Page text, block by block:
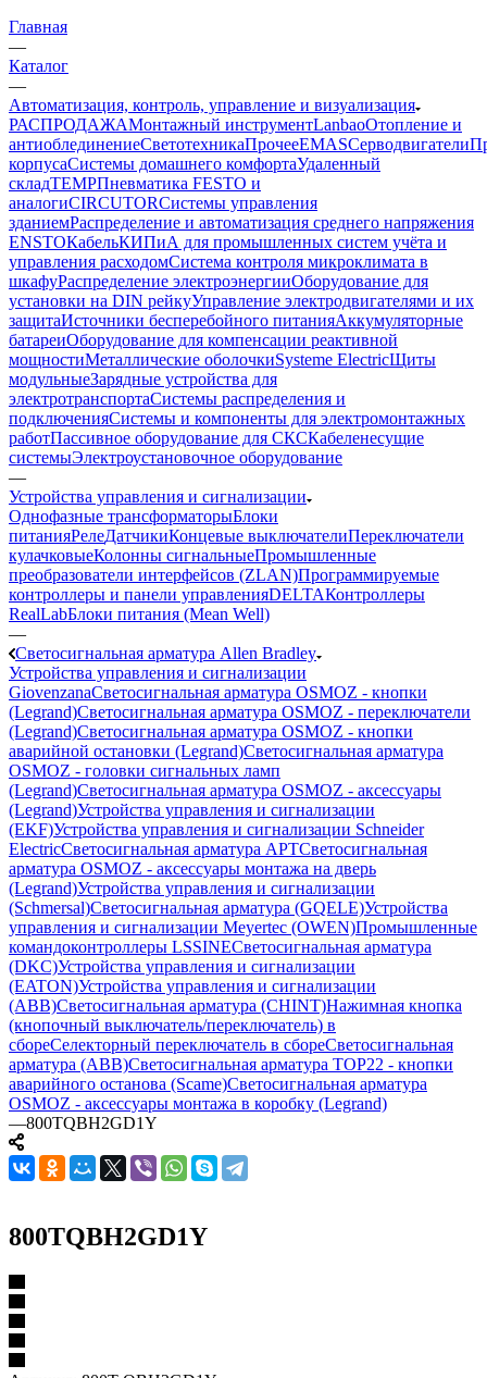
Главная
—
Каталог
—
Автоматизация, контроль, управление и визуализация
РАСПРОДАЖАМонтажный инструментLanbaoОтопление и
антиоблединениеСветотехникаПрочееEMASCерводвигатели
корпусаСистемы домашнего комфортаУдаленный
складTEMPПневматика FESTO и
аналогиCIRCUTORСистемы управления
зданиемРаспределение и автоматизация среднего напряжения
ENSTOКабельКИПиА для промышленных систем учёта и
управления расходомСистема контроля микроклимата в
шкафуРаспределение электроэнергииОборудование для
установки на DIN рейкуУправление электродвигателями и их
защитаИсточники бесперебойного питанияАккумуляторные
батареиОборудование для компенсации реактивной
мощностиМеталлические оболочкиSysteme ElectricЩиты
модульныеЗарядные устройства для
электротранспортаСистемы распределения и
подключенияСистемы и компоненты для электромонтажных
работПассивное оборудование для СКСКабеленесущие
системыЭлектроустановочное оборудование
—
Устройства управления и сигнализации
Однофазные трансформаторыБлоки
питанияРелеДатчикиКонцевые выключателиПереключатели
кулачковыеКолонны сигнальныеПромышленные
преобразователи интерфейсов (ZLAN)Программируемые
контроллеры и панели управленияDELTAКонтроллеры
RealLabБлоки питания (Mean Well)
—
Светосигнальная арматура Allen Bradley
Устройства управления и сигнализации
GiovenzanaСветосигнальная арматура OSMOZ - кнопки
(Legrand)Светосигнальная арматура OSMOZ - переключатели
(Legrand)Светосигнальная арматура OSMOZ - кнопки
аварийной остановки (Legrand)Светосигнальная арматура
OSMOZ - головки сигнальных ламп
(Legrand)Светосигнальная арматура OSMOZ - аксессуары
(Legrand)Устройства управления и сигнализации
(EKF)Устройства управления и сигнализации Schneider
ElectricСветосигнальная арматура APTСветосигнальная
арматура OSMOZ - аксессуары монтажа на дверь
(Legrand)Устройства управления и сигнализации
(Schmersal)Светосигнальная арматура (GQELE)Устройства
управления и сигнализации Meyertec (OWEN)Промышленные
командоконтроллеры LSSINEСветосигнальная арматура
(DKC)Устройства управления и сигнализации
(EATON)Устройства управления и сигнализации
(ABB)Светосигнальная арматура (CHINT)Нажимная кнопка
(кнопочный выключатель/переключатель) в
сбореСелекторный переключатель в сбореСветосигнальная
арматура (ABB)Светосигнальная арматура TOP22 - кнопки
аварийного останова (Scame)Светосигнальная арматура
OSMOZ - аксессуары монтажа в коробку (Legrand)
—800TQBH2GD1Y
800TQBH2GD1Y